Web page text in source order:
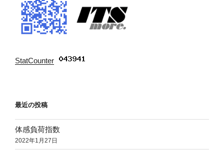
StatCounter
最近の投稿
体感負荷指数
2022年1月27日